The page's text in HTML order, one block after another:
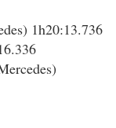
1h20:13.736